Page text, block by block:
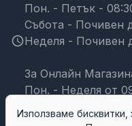
schedule
Пон. - Петък -
Събота - Почивен
Неделя - Почивен
За Онлайн
Пон. - Неделя от
Използваме